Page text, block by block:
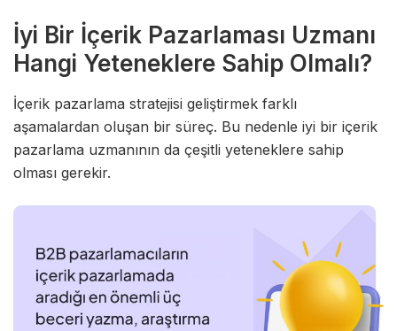
İyi Bir İçerik Pazarlaması Uzmanı
Hangi Yeteneklere Sahip Olmalı?
İçerik pazarlama stratejisi geliştirmek farklı
aşamalardan oluşan bir süreç. Bu nedenle iyi bir içerik
pazarlama uzmanının da çeşitli yeteneklere sahip
olması gerekir.